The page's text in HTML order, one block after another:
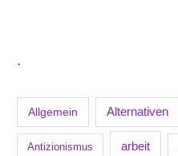
.
Allgemein Alternativen
Antizionismus arbeit